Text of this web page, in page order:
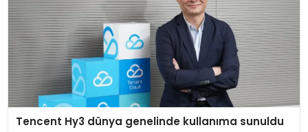
Tencent Hy3 dünya genelinde kullanıma sunuldu